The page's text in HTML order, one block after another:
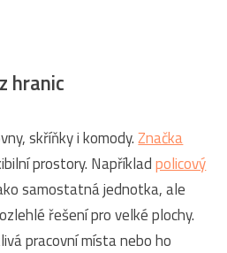
hranic
skříňky i komody.Značka
prostory. Napříkladpolicový
samostatná jednotka, ale
řešení pro velké plochy.
pracovní místa nebo ho